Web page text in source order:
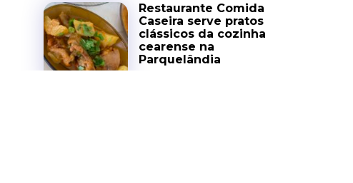
Restaurante Comida
Caseira serve pratos
clássicos da cozinha
cearense na
Parquelândia